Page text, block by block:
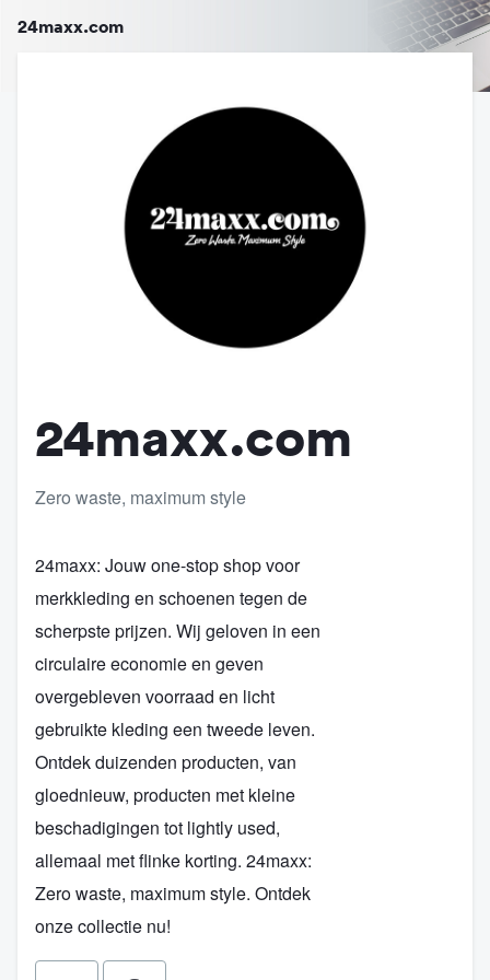
24maxx.com
24maxx.com
Zero waste, maximum style
24maxx: Jouw one-stop shop voor
merkkleding en schoenen tegen de
scherpste prijzen. Wij geloven in een
circulaire economie en geven
overgebleven voorraad en licht
gebruikte kleding een tweede leven.
Ontdek duizenden producten, van
gloednieuw, producten met kleine
beschadigingen tot lightly used,
allemaal met flinke korting. 24maxx:
Zero waste, maximum style. Ontdek
onze collectie nu!